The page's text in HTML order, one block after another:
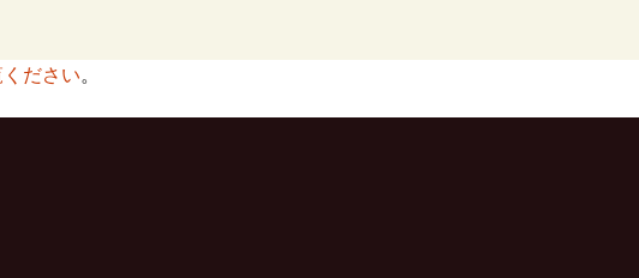
ださい。